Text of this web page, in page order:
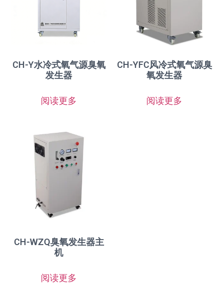
CH-Y水冷式氧气源臭氧
发生器
阅读更多
CH-YFC风冷式氧气源臭
氧发生器
阅读更多
CH-WZQ臭氧发生器主
机
阅读更多